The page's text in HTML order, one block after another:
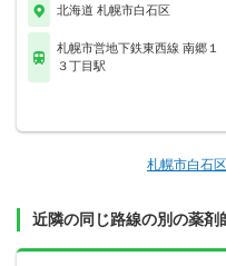
北海道 札幌市白石区
札幌市営地下鉄東西線 南郷１
３丁目駅
札幌市白石
近隣の同じ路線の別の薬剤